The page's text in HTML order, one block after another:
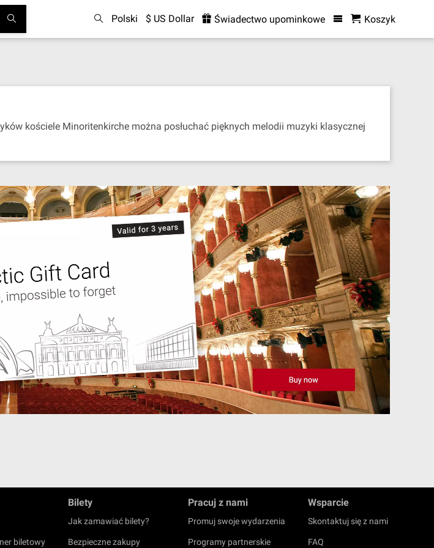
Polski $ US Dollar Świadectwo upominkowe Koszyk
kościele Minoritenkirche można posłuchać pięknych melodii muzyki klasycznej
biletowy
Bilety
Jak zamawiać bilety?
Bezpieczne zakupy
Pracuj z nami
Promuj swoje wydarzenia
Programy partnerskie
Wsparcie
Skontaktuj się z nami
FAQ